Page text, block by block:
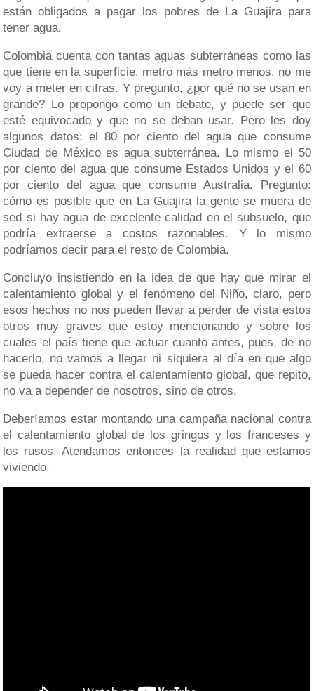
están obligados a pagar los pobres de La Guajira para
tener agua.
Colombia cuenta con tantas aguas subterráneas como las
que tiene en la superficie, metro más metro menos, no me
voy a meter en cifras. Y pregunto, ¿por qué no se usan en
grande? Lo propongo como un debate, y puede ser que
esté equivocado y que no se deban usar. Pero les doy
algunos datos: el 80 por ciento del agua que consume
Ciudad de México es agua subterránea. Lo mismo el 50
por ciento del agua que consume Estados Unidos y el 60
por ciento del agua que consume Australia. Pregunto:
cómo es posible que en La Guajira la gente se muera de
sed si hay agua de excelente calidad en el subsuelo, que
podría extraerse a costos razonables. Y lo mismo
podríamos decir para el resto de Colombia.
Concluyo insistiendo en la idea de que hay que mirar el
calentamiento global y el fenómeno del Niño, claro, pero
esos hechos no nos pueden llevar a perder de vista estos
otros muy graves que estoy mencionando y sobre los
cuales el país tiene que actuar cuanto antes, pues, de no
hacerlo, no vamos a llegar ni siquiera al día en que algo
se pueda hacer contra el calentamiento global, que repito,
no va a depender de nosotros, sino de otros.
Deberíamos estar montando una campaña nacional contra
el calentamiento global de los gringos y los franceses y
los rusos. Atendamos entonces la realidad que estamos
viviendo.